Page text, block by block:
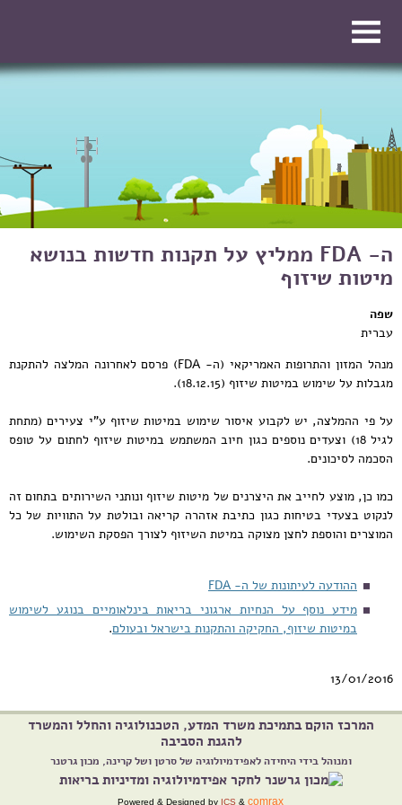
ה- FDA ממליץ על תקנות חדשות בנושא
מיטות שיזוף
שפה
עברית
מנהל המזון והתרופות האמריקאי (ה- FDA) פרסם לאחרונה המלצה להתקנת
מגבלות על שימוש במיטות שיזוף (18.12.15).
על פי ההמלצה, יש לקבוע איסור שימוש במיטות שיזוף ע"י צעירים (מתחת
לגיל 18) וצעדים נוספים כגון חיוב המשתמש במיטות שיזוף לחתום על טופס
הסכמה לסיכונים.
כמו כן, מוצע לחייב את היצרנים של מיטות שיזוף ונותני השירותים בתחום זה
לנקוט בצעדי בטיחות כגון כתיבת אזהרה קריאה ובולטת על התוויות של כל
המוצרים והוספת לחצן מצוקה במיטת השיזוף לצורך הפסקת השימוש.
ההודעה לעיתונות של ה- FDA
מידע נוסף על הנחיות ארגוני בריאות בינלאומיים בנוגע לשימוש
במיטות שיזוף, החקיקה והתקנות בישראל ובעולם.
13/01/2016
המרכז הוקם בתמיכת משרד המדע, הטכנולוגיה והחלל והמשרד
להגנת הסביבה
ומנוהל בידי היחידה לאפידמיולוגיה של סרטן ושל קרינה, מכון גרטנר
Powered & Designed by ICS &comrax